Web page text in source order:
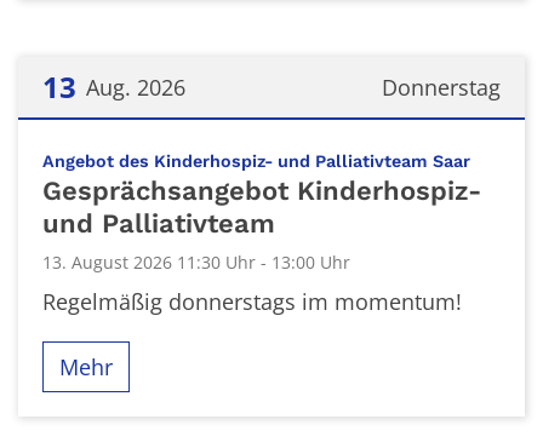
Donnerstag
13 Aug. 2026
Angebot des Kinderhospiz- und Palliativteam Saar:
Gesprächsangebot Kinderhospiz-
und Palliativteam
13. August 2026 11:30 Uhr - 13:00 Uhr
Regelmäßig donnerstags im momentum!
Mehr